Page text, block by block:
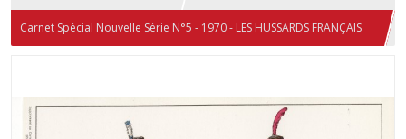
Carnet Spécial Nouvelle Série N°5 - 1970 - LES HUSSARDS FRANÇAIS